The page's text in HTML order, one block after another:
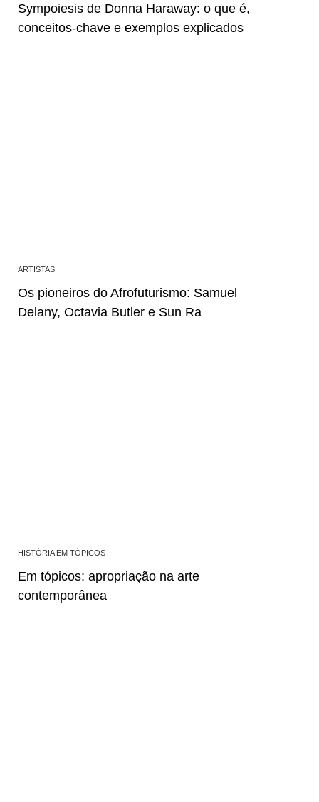
Sympoiesis de Donna Haraway: o que é,
conceitos-chave e exemplos explicados
ARTISTAS
Os pioneiros do Afrofuturismo: Samuel
Delany, Octavia Butler e Sun Ra
HISTÓRIA EM TÓPICOS
Em tópicos: apropriação na arte
contemporânea